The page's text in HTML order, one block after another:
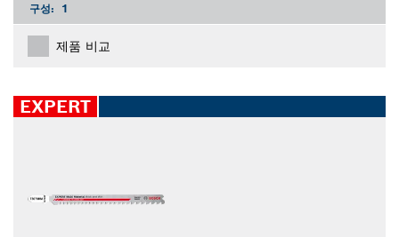
구성: 1
제품 비교
EXPERT